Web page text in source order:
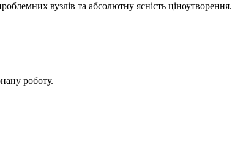
вузлів та абсолютну ясність ціноутворення.
роботу.